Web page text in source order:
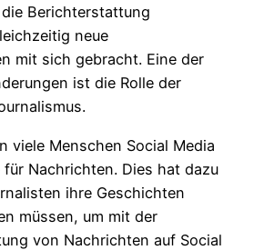
Berichterstattung
neue
mit sich gebracht. Eine der
ist die Rolle der
viele Menschen Social Media
für Nachrichten. Dies hat dazu
ihre Geschichten
müssen, um mit der
von Nachrichten auf Social